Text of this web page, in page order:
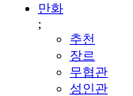
만화
;
추천
장르
무협관
성인관